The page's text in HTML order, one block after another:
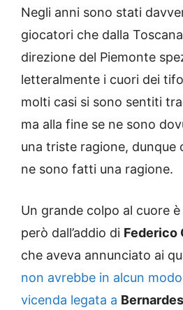
Negli anni sono stati
giocatori che dalla
direzione del Piemonte
letteralmente i cuori dei
molti casi si sono sentiti
ma alla fine se ne sono
una triste ragione, dunque
ne sono fatti una ragione.
Un grande colpo al cuore
però dall’addio di Federico
che aveva annunciato ai
non avrebbe in alcun
vicenda legata a